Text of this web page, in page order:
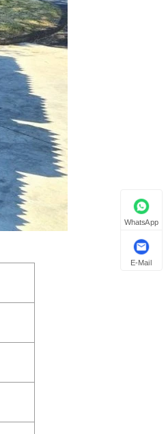
WhatsApp
E-Mail